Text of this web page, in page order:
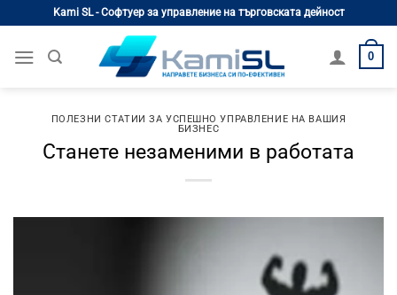
content
Kami SL - Софтуер за управление на търговската дейност
0
ПОЛЕЗНИ СТАТИИ ЗА УСПЕШНО УПРАВЛЕНИЕ НА ВАШИЯ
БИЗНЕС
Станете незаменими в работата